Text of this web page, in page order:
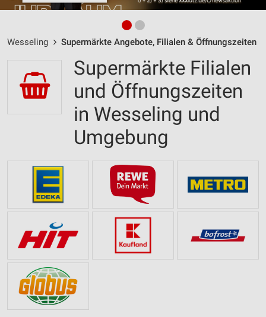
Wesseling Supermärkte Angebote, Filialen & Öffnungszeiten
Supermärkte Filialen
und Öffnungszeiten
in Wesseling und
Umgebung